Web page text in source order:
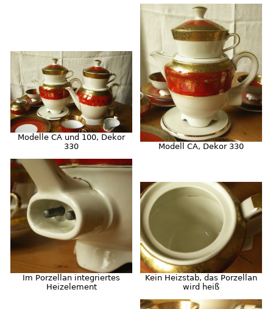
Modelle CA und 100, Dekor
330
Modell CA, Dekor 330
Im Porzellan integriertes
Heizelement
Kein Heizstab, das Porzellan
wird heiß